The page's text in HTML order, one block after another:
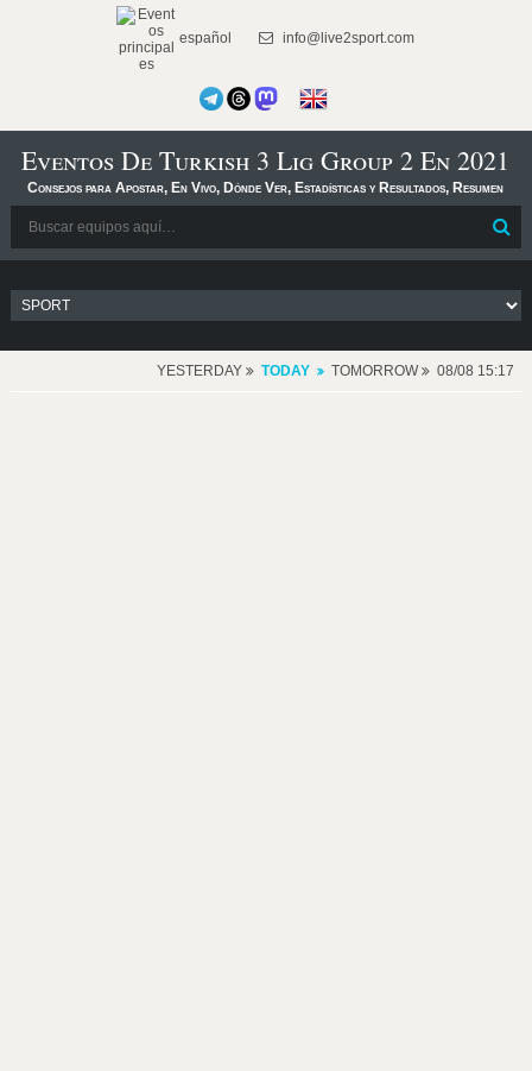
español info@live2sport.com
Eventos De Turkish 3 Lig Group 2 En 2021
Consejos para Apostar, En Vivo, Dónde Ver, Estadísticas y Resultados, Resumen
YESTERDAY TODAY TOMORROW 08/08 15:17